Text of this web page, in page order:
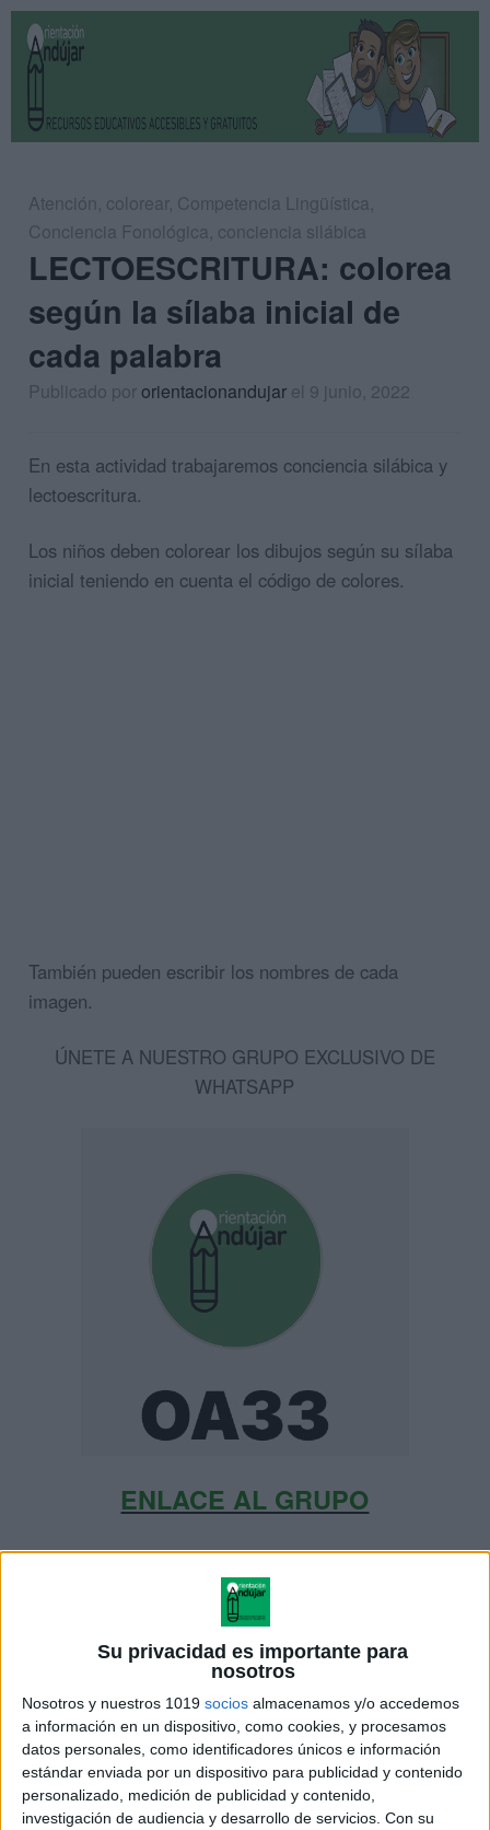
Su privacidad es importante para
nosotros
Nosotros y nuestros 1019 socios almacenamos y/o accedemos
a información en un dispositivo, como cookies, y procesamos
datos personales, como identificadores únicos e información
estándar enviada por un dispositivo para publicidad y contenido
personalizado, medición de publicidad y contenido,
investigación de audiencia y desarrollo de servicios. Con su
Atención, colorear , Competencia Lingüística,
Conciencia Fonológica, conciencia silábica
LECTOESCRITURA: colorea
según la sílaba inicial de
cada palabra
Publicado pororientacionandujar el 9 junio, 2022
En esta actividad trabajaremos conciencia silábica y
lectoescritura.
Los niños deben colorear los dibujos según su sílaba
inicial teniendo en cuenta el código de colores.
También pueden escribir los nombres de cada
imagen.
ÚNETE A NUESTRO GRUPO EXCLUSIVO DE
WHATSAPP
ENLACE AL GRUPO
DESCARGA MÁS ABAJO EL
RECURSO EN PDF